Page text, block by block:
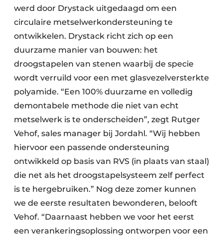
werd door Drystack uitgedaagd om een
circulaire metselwerkondersteuning te
ontwikkelen. Drystack richt zich op een
duurzame manier van bouwen: het
droogstapelen van stenen waarbij de specie
wordt verruild voor een met glasvezelversterkte
polyamide. “Een 100% duurzame en volledig
demontabele methode die niet van echt
metselwerk is te onderscheiden”, zegt Rutger
Vehof, sales manager bij Jordahl. “Wij hebben
hiervoor een passende ondersteuning
ontwikkeld op basis van RVS (in plaats van staal)
die net als het droogstapelsysteem zelf perfect
is te hergebruiken.” Nog deze zomer kunnen
we de eerste resultaten bewonderen, belooft
Vehof. “Daarnaast hebben we voor het eerst
een verankeringsoplossing ontworpen voor een